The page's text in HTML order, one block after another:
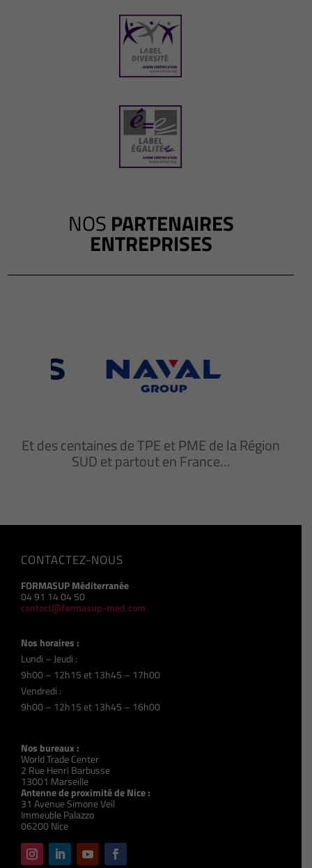
NOS PARTENAIRES
ENTREPRISES
Et des centaines de TPE et PME de la Région
SUD et partout en France…
CONTACTEZ-NOUS
FORMASUP Méditerranée
04 91 14 04 50
contact@formasup-med.com
Nos horaires :
Lundi – Jeudi :
9h00 – 12h15 et 13h45 – 17h00
Vendredi :
9h00 – 12h15 et 13h45 – 16h00
Nos bureaux :
World Trade Center
2 Rue Henri Barbusse
13001 Marseille
Antenne de proximité de Nice :
31 Avenue Simone Veil
Immeuble Palazzo
06200 Nice